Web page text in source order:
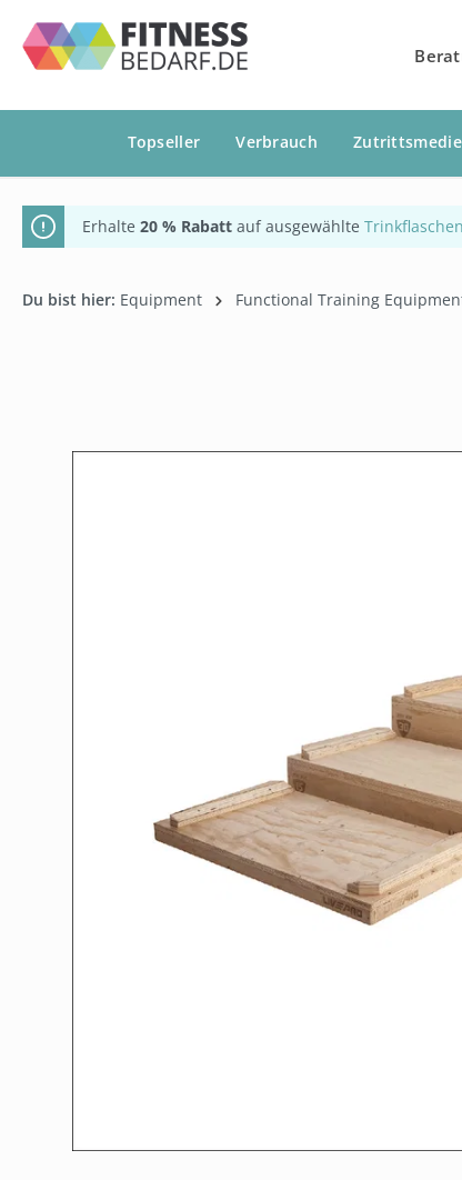
Zur Hauptnavigation springen
Topseller Verbrauch
Erhalte 20 % Rabatt auf ausgewählte Trinkflaschen
Du bist hier: Equipment Functional Training